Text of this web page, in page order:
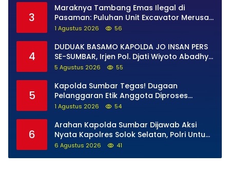
3
Maraknya Tambang Emas Ilegal di
Pasaman: Puluhan Unit Excavator Merusak
Alam, di Kawasan Muaro Sungai Lolo
1 Agustus 2026 56
4
DUDUAK BASAMO KAPOLDA JO INSAN PERS
SE-SUMBAR, Irjen Pol. Djati Wiyoto Abadhy
Tegaskan Tak Ada Ruang bagi Pelanggar
5 Agustus 2026 55
5
Kapolda Sumbar Tegas! Dugaan
Pelanggaran Etik Anggota Diproses
Tanpa Pandang Bulu, Sidang Etik AKBP F
1 Agustus 2026 54
6
Arahan Kapolda Sumbar Dijawab Aksi
Nyata Kapolres Solok Selatan, Polri Untuk
Masyarakat Bukan Sekadar Slogan
6 Agustus 2026 41